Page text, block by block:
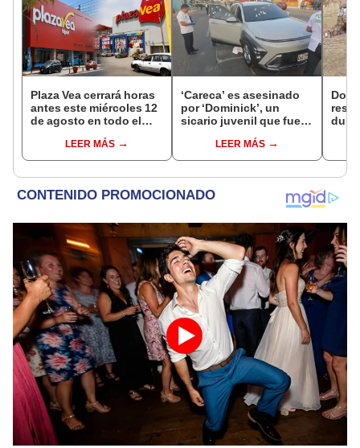
Plaza Vea cerrará horas
antes este miércoles 12
de agosto en todo el
hasta las 7 p.m.
LEER MÁS
‘Careca’ es asesinado
por ‘Dominick’, un
sicario juvenil que fue
LEER MÁS
Dos